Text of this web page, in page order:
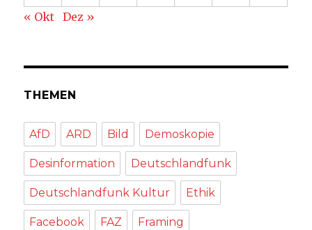
« Okt
Dez »
THEMEN
AfD ARD Bild Demoskopie
Desinformation Deutschlandfunk
Deutschlandfunk Kultur Ethik
Facebook FAZ Framing